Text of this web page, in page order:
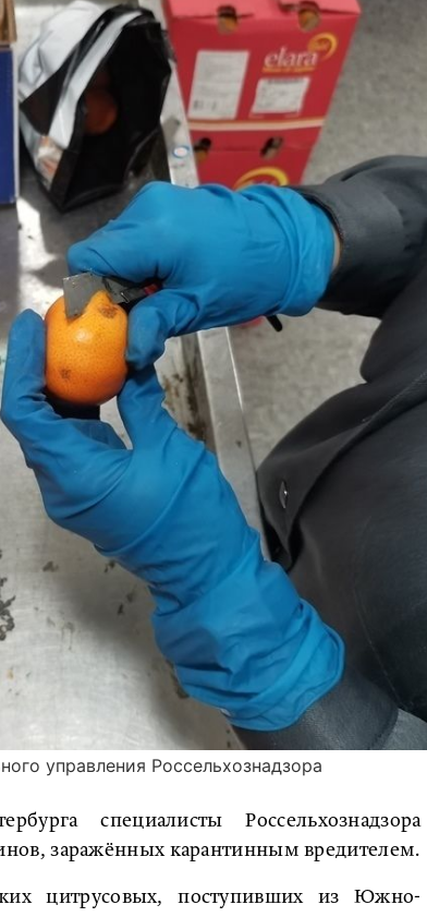
управления Россельхознадзора
специалисты Россельхознадзора
заражённых карантинным вредителем.
цитрусовых, поступивших из Южно-